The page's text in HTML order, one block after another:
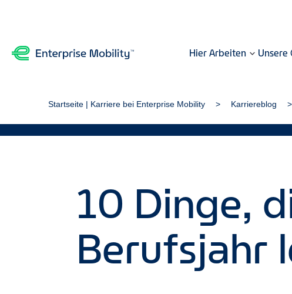
Hier Arbeiten Unsere
Startseite | Karriere bei Enterprise Mobility Karriereblog
10 Dinge,
Berufsjahr